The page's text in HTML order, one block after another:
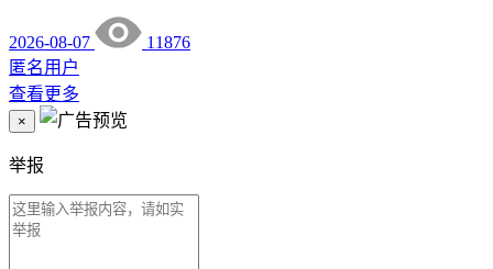
2026-08-07
11876
匿名用户
查看更多
×
举报